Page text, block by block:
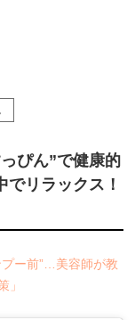
ぴん”で健康的
リラックス！
ー前”…美容師が教
」